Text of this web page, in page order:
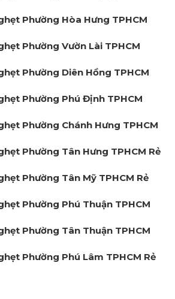
Phường Hòa Hưng TPHCM
Phường Vườn Lài TPHCM
Phường Diên Hồng TPHCM
Phường Phú Định TPHCM
Phường Chánh Hưng TPHCM
Phường Tân Hưng TPHCM Rẻ
Phường Tân Mỹ TPHCM Rẻ
Phường Phú Thuận TPHCM
Phường Tân Thuận TPHCM
Phường Phú Lâm TPHCM Rẻ